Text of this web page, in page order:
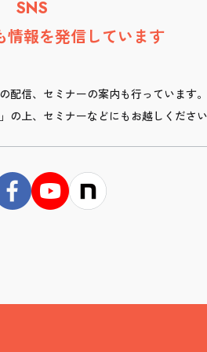
SNS
情報を発信しています
配信、セミナーの案内も行っています。
の上、セミナーなどにもお越しくださ